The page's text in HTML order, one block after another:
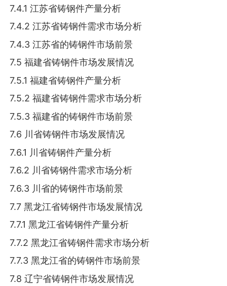
7.4.1 江苏省铸钢件产量分析
7.4.2 江苏省铸钢件需求市场分析
7.4.3 江苏省的铸钢件市场前景
7.5 福建省铸钢件市场发展情况
7.5.1 福建省铸钢件产量分析
7.5.2 福建省铸钢件需求市场分析
7.5.3 福建省的铸钢件市场前景
7.6 川省铸钢件市场发展情况
7.6.1 川省铸钢件产量分析
7.6.2 川省铸钢件需求市场分析
7.6.3 川省的铸钢件市场前景
7.7 黑龙江省铸钢件市场发展情况
7.7.1 黑龙江省铸钢件产量分析
7.7.2 黑龙江省铸钢件需求市场分析
7.7.3 黑龙江省的铸钢件市场前景
7.8 辽宁省铸钢件市场发展情况